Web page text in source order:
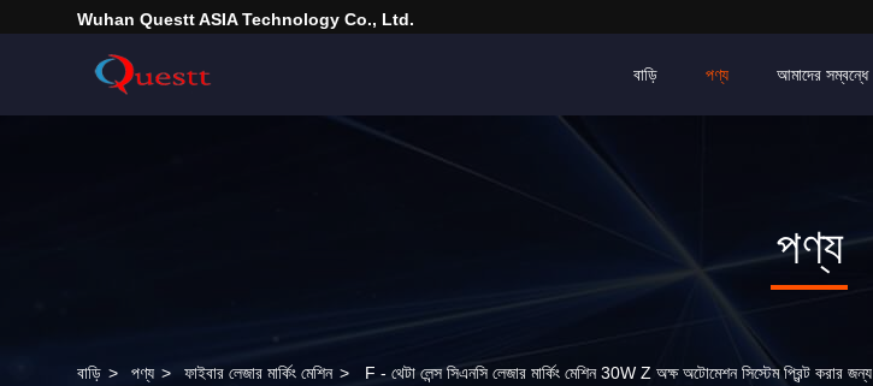
Wuhan Questt ASIA Technology Co., Ltd.
বাড়ি পণ্য আমাদের সম্বন্ধে
পণ্য
বাড়ি > পণ্য > ফাইবার লেজার মার্কিং মেশিন > F - থেটা লেন্স সিএনসি লেজার মার্কিং মেশিন 30W Z অক্ষ অটোমেশন সিস্টেম প্রিন্ট করার জন্য